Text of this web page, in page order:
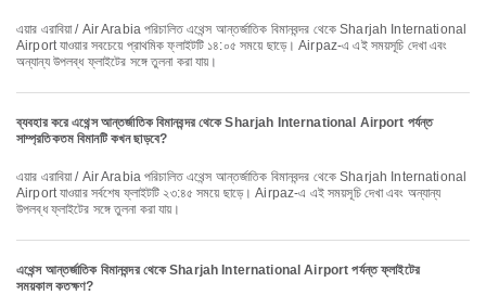
এয়ার এরাবিয়া / Air Arabia পরিচালিত এথেন্স আন্তর্জাতিক বিমানবন্দর থেকে Sharjah International
Airport যাওয়ার সবচেয়ে প্রাথমিক ফ্লাইটটি ১৪:০৫ সময়ে ছাড়ে। Airpaz-এ এই সময়সূচি দেখা এবং
অন্যান্য উপলব্ধ ফ্লাইটের সঙ্গে তুলনা করা যায়।
ব্যবহার করে এথেন্স আন্তর্জাতিক বিমানবন্দর থেকে Sharjah International Airport পর্যন্ত
সাম্প্রতিকতম বিমানটি কখন ছাড়বে?
এয়ার এরাবিয়া / Air Arabia পরিচালিত এথেন্স আন্তর্জাতিক বিমানবন্দর থেকে Sharjah International
Airport যাওয়ার সর্বশেষ ফ্লাইটটি ২৩:৪৫ সময়ে ছাড়ে। Airpaz-এ এই সময়সূচি দেখা এবং অন্যান্য
উপলব্ধ ফ্লাইটের সঙ্গে তুলনা করা যায়।
এথেন্স আন্তর্জাতিক বিমানবন্দর থেকে Sharjah International Airport পর্যন্ত ফ্লাইটের
সময়কাল কতক্ষণ?